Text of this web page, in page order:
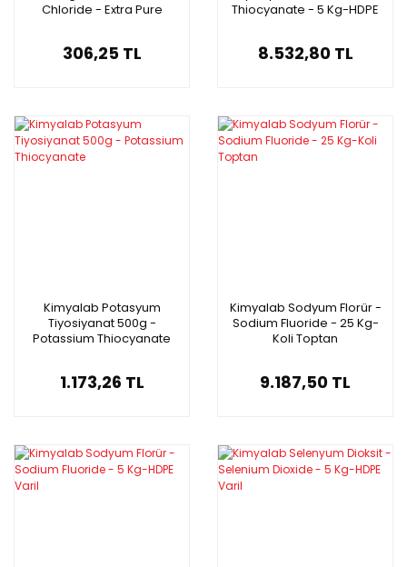
Chloride - Extra Pure
306,25 TL
Thiocyanate - 5 Kg-HDPE
8.532,80 TL
Kimyalab Potasyum
Tiyosiyanat 500g -
Potassium Thiocyanate
1.173,26 TL
Kimyalab Sodyum Florür -
Sodium Fluoride - 25 Kg-
Koli Toptan
9.187,50 TL